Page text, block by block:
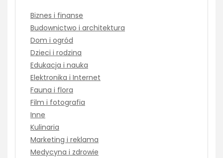
Biznes i finanse
Budownictwo i architektura
Dom i ogród
Dzieci i rodzina
Edukacja i nauka
Elektronika i Internet
Fauna i flora
Film i fotografia
Inne
Kulinaria
Marketing i reklama
Medycyna i zdrowie